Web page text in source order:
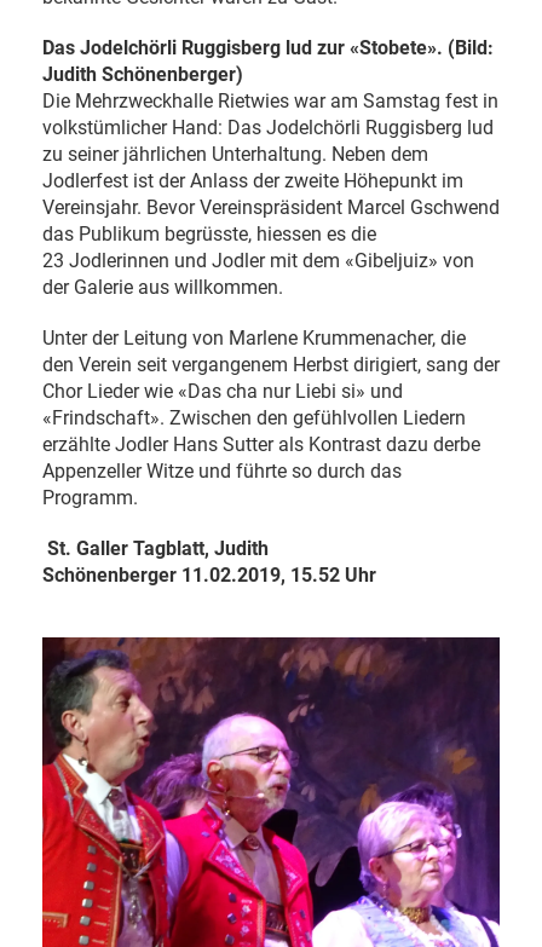
Das Jodelchörli Ruggisberg lud zur «Stobete». (Bild:
Judith Schönenberger)
Die Mehrzweckhalle Rietwies war am Samstag fest in
volkstümlicher Hand: Das Jodelchörli Ruggisberg lud
zu seiner jährlichen Unterhaltung. Neben dem
Jodlerfest ist der Anlass der zweite Höhepunkt im
Vereinsjahr. Bevor Vereinspräsident Marcel Gschwend
das Publikum begrüsste, hiessen es die
23 Jodlerinnen und Jodler mit dem «Gibeljuiz» von
der Galerie aus willkommen.
Unter der Leitung von Marlene Krummenacher, die
den Verein seit vergangenem Herbst dirigiert, sang der
Chor Lieder wie «Das cha nur Liebi si» und
«Frindschaft». Zwischen den gefühlvollen Liedern
erzählte Jodler Hans Sutter als Kontrast dazu derbe
Appenzeller Witze und führte so durch das
Programm.
St. Galler Tagblatt, Judith
Schönenberger 11.02.2019, 15.52 Uhr